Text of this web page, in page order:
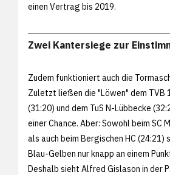
einen Vertrag bis 2019.
Zwei Kantersiege zur
Zudem funktioniert auch die
Zuletzt ließen die "Löwen" dem
(31:20) und dem TuS N-Lübbecke
einer Chance. Aber: Sowohl beim SC
als auch beim Bergischen HC (24:21)
Blau-Gelben nur knapp an einem
Deshalb sieht Alfred Gislason in der